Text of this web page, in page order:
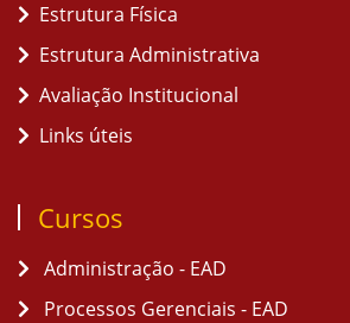
Estrutura Física
Estrutura Administrativa
Avaliação Institucional
Links úteis
Cursos
Administração - EAD
Processos Gerenciais - EAD